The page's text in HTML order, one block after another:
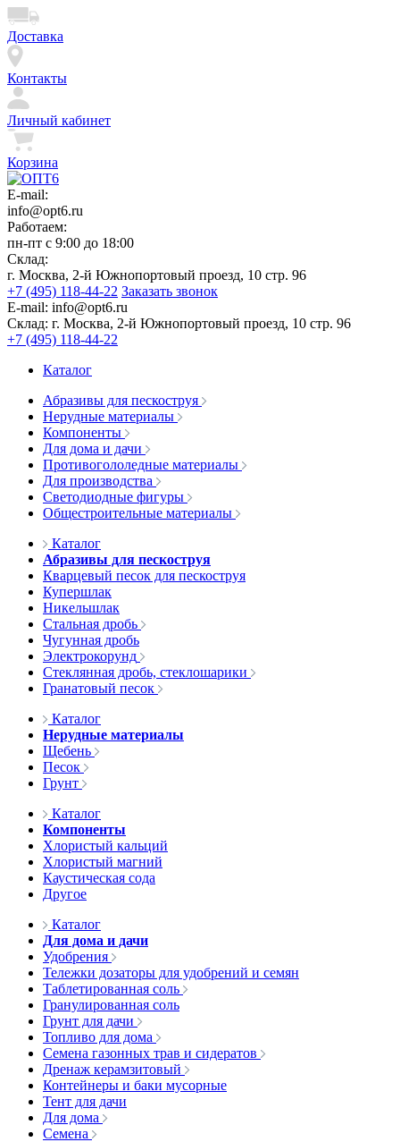
Доставка
Контакты
Личный кабинет
Корзина
E-mail:
info@opt6.ru
Работаем:
пн-пт с 9:00 до 18:00
Склад:
г. Москва, 2-й Южнопортовый проезд, 10 стр. 96
+7 (495) 118-44-22 Заказать звонок
E-mail: info@opt6.ru
Склад: г. Москва, 2-й Южнопортовый проезд, 10 стр. 96
+7 (495) 118-44-22
Каталог
Абразивы для пескоструя
Нерудные материалы
Компоненты
Для дома и дачи
Противогололедные материалы
Для производства
Светодиодные фигуры
Общестроительные материалы
Каталог
Абразивы для пескоструя
Кварцевый песок для пескоструя
Купершлак
Никельшлак
Стальная дробь
Чугунная дробь
Электрокорунд
Стеклянная дробь, стеклошарики
Гранатовый песок
Каталог
Нерудные материалы
Щебень
Песок
Грунт
Каталог
Компоненты
Хлористый кальций
Хлористый магний
Каустическая сода
Другое
Каталог
Для дома и дачи
Удобрения
Тележки дозаторы для удобрений и семян
Таблетированная соль
Гранулированная соль
Грунт для дачи
Топливо для дома
Семена газонных трав и сидератов
Дренаж керамзитовый
Контейнеры и баки мусорные
Тент для дачи
Для дома
Семена